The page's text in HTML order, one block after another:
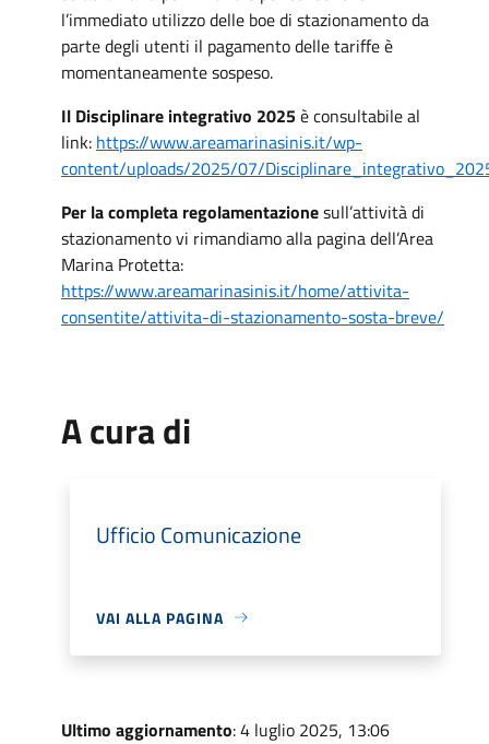
l’immediato utilizzo delle boe di stazionamento da
parte degli utenti il pagamento delle tariffe è
momentaneamente sospeso.
Il Disciplinare integrativo 2025è consultabile al
link: https://www.areamarinasinis.it/wp-
content/uploads/2025/07/
Per la completa regolamentazionesull’attività di
stazionamento vi rimandiamo alla pagina dell’Area
Marina Protetta:
https://www.areamarinasinis.it/home/attivita-
consentite/attivita-di-stazionamento-sosta-breve/
A cura di
Ufficio Comunicazione
VAI ALLA PAGINA
Ultimo aggiornamento: 4 luglio 2025, 13:06